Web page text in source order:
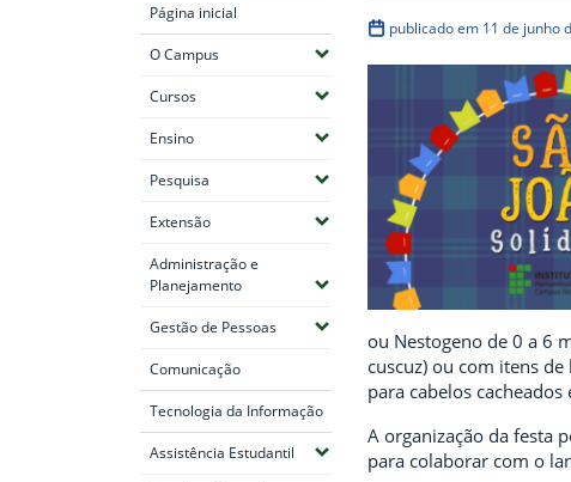
Página inicial
O Campus(Expandir submenus)
Cursos(Expandir submenus)
Ensino(Expandir submenus)
Pesquisa (Expandir submenus)
Extensão(Expandir submenus)
Administração e
Planejamento(Expandir submenus)
Gestão de Pessoas(Expandir submenus)
Comunicação
Tecnologia da Informação
Assistência Estudantil (Expandir submenus)
publicado em 11 de junho
ou Nestogeno de 0 a 6
cuscuz) ou com itens
para cabelos
A organização da festa
para colaborar com o